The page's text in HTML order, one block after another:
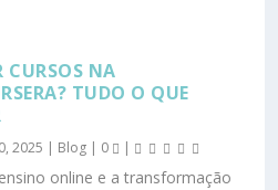
CURSOS NA
TUDO O QUE
2025 | Blog | 0 |
online e a transformação